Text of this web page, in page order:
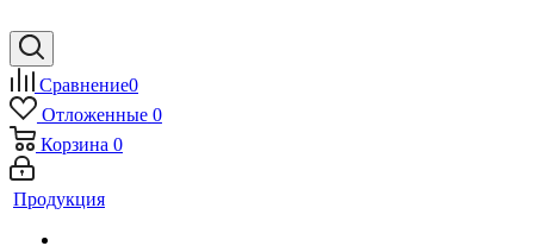
Сравнение0
Отложенные 0
Корзина 0
Продукция